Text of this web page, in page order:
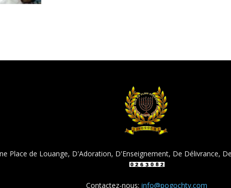
Place de Louange, D'Adoration, D'Enseignement, De Délivrance,
Contactez-nous:info@pogochtv.com